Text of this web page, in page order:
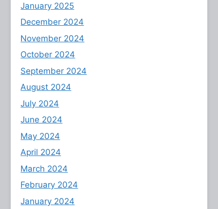
January 2025
December 2024
November 2024
October 2024
September 2024
August 2024
July 2024
June 2024
May 2024
April 2024
March 2024
February 2024
January 2024